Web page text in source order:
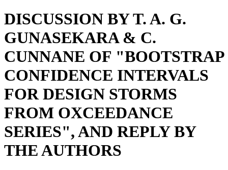
DISCUSSION BY T. A. G.
GUNASEKARA & C.
CUNNANE OF "BOOTSTRAP
CONFIDENCE INTERVALS
FOR DESIGN STORMS
FROM OXCEEDANCE
SERIES", AND REPLY BY
THE AUTHORS